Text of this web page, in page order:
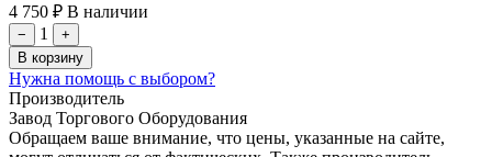
4 750 ₽ В наличии
− 1
+
В корзину
Нужна помощь с выбором?
Производитель
Завод Торгового Оборудования
Обращаем ваше внимание, что цены, указанные на сайте,